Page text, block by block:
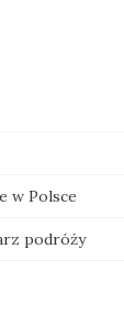
w Polsce
podróży